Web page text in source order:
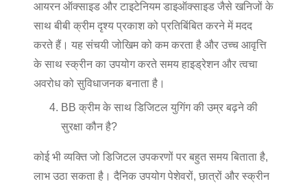
आयरन ऑक्साइड और टाइटेनियम डाइऑक्साइड जैसे खनिजों के
साथ बीबी क्रीम दृश्य प्रकाश को प्रतिबिंबित करने में मदद
करते हैं। यह संचयी जोखिम को कम करता है और उच्च आवृत्ति
के साथ स्क्रीन का उपयोग करते समय हाइड्रेशन और त्वचा
अवरोध को सुविधाजनक बनाता है।
BB क्रीम के साथ डिजिटल युगिंग की उम्र बढ़ने की
सुरक्षा कौन है?
कोई भी व्यक्ति जो डिजिटल उपकरणों पर बहुत समय बिताता है,
लाभ उठा सकता है। दैनिक उपयोग पेशेवरों, छात्रों और स्क्रीन